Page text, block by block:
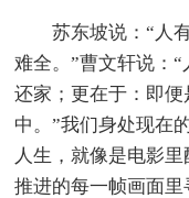
苏东坡说：“人
难全。”曹文轩说：
还家；更在于：即
中。”我们身处现在
人生，就像是电影
推进的每一帧画面